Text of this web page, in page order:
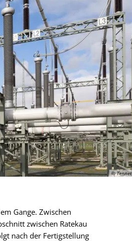
© Tennet
Gange. Zwischen
zwischen Ratekau
nach der Fertigstellung